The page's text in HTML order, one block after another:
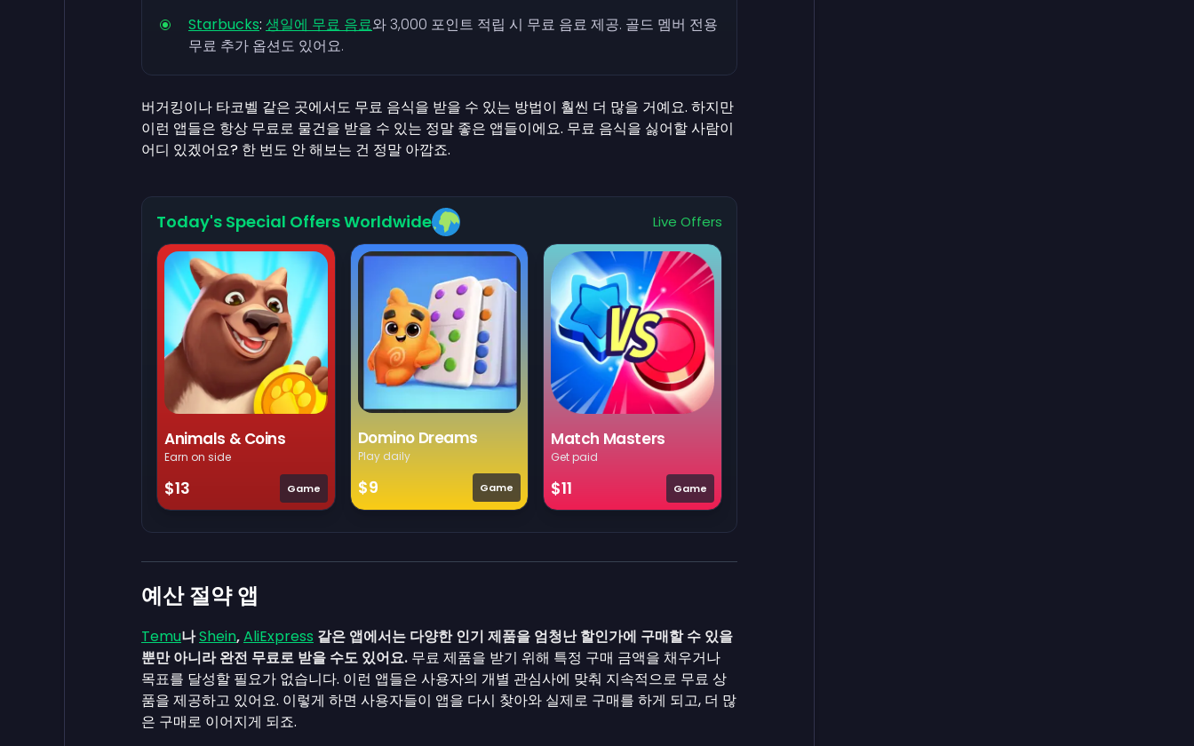
Starbucks: 생일에 무료 음료와 3,000 포인트 적립 시 무료 음료 제공. 골드 멤버 전용
무료 추가 옵션도 있어요.
버거킹이나 타코벨 같은 곳에서도 무료 음식을 받을 수 있는 방법이 훨씬 더 많을 거예요. 하지만
이런 앱들은 항상 무료로 물건을 받을 수 있는 정말 좋은 앱들이에요. 무료 음식을 싫어할 사람이
어디 있겠어요? 한 번도 안 해보는 건 정말 아깝죠.
Today's Special Offers Worldwide Live Offers
Animals & Coins
Earn on side
$13 Game
Domino Dreams
Play daily
$9 Game
Match Masters
Get paid
$11 Game
예산 절약 앱
Temu나Shein,AliExpress 같은 앱에서는 다양한 인기 제품을 엄청난 할인가에 구매할 수 있을
뿐만 아니라 완전 무료로 받을 수도 있어요. 무료 제품을 받기 위해 특정 구매 금액을 채우거나
목표를 달성할 필요가 없습니다. 이런 앱들은 사용자의 개별 관심사에 맞춰 지속적으로 무료 상
품을 제공하고 있어요. 이렇게 하면 사용자들이 앱을 다시 찾아와 실제로 구매를 하게 되고, 더 많
은 구매로 이어지게 되죠.